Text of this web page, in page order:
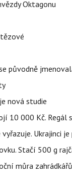
Oktagonu
původně
nová studie
10 000 Kč. Regál
Ukrajinci
Stačí 500 g
můra